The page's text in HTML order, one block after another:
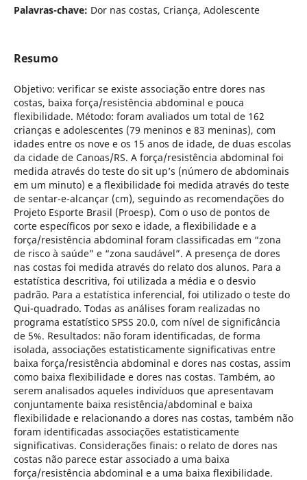
Palavras-chave: Dor nas costas, Criança, Adolescente
Resumo
Objetivo: verificar se existe associação entre dores nas
costas, baixa força/resistência abdominal e pouca
flexibilidade. Método: foram avaliados um total de 162
crianças e adolescentes (79 meninos e 83 meninas), com
idades entre os nove e os 15 anos de idade, de duas escolas
da cidade de Canoas/RS. A força/resistência abdominal foi
medida através do teste do sit up’s (número de abdominais
em um minuto) e a flexibilidade foi medida através do teste
de sentar-e-alcançar (cm), seguindo as recomendações do
Projeto Esporte Brasil (Proesp). Com o uso de pontos de
corte específicos por sexo e idade, a flexibilidade e a
força/resistência abdominal foram classificadas em “zona
de risco à saúde” e “zona saudável”. A presença de dores
nas costas foi medida através do relato dos alunos. Para a
estatística descritiva, foi utilizada a média e o desvio
padrão. Para a estatística inferencial, foi utilizado o teste do
Qui-quadrado. Todas as análises foram realizadas no
programa estatístico SPSS 20.0, com nível de significância
de 5%. Resultados: não foram identificadas, de forma
isolada, associações estatisticamente significativas entre
baixa força/resistência abdominal e dores nas costas, assim
como baixa flexibilidade e dores nas costas. Também, ao
serem analisados aqueles indivíduos que apresentavam
conjuntamente baixa resistência/abdominal e baixa
flexibilidade e relacionando a dores nas costas, também não
foram identificadas associações estatisticamente
significativas. Considerações finais: o relato de dores nas
costas não parece estar associado a uma baixa
força/resistência abdominal e a uma baixa flexibilidade.